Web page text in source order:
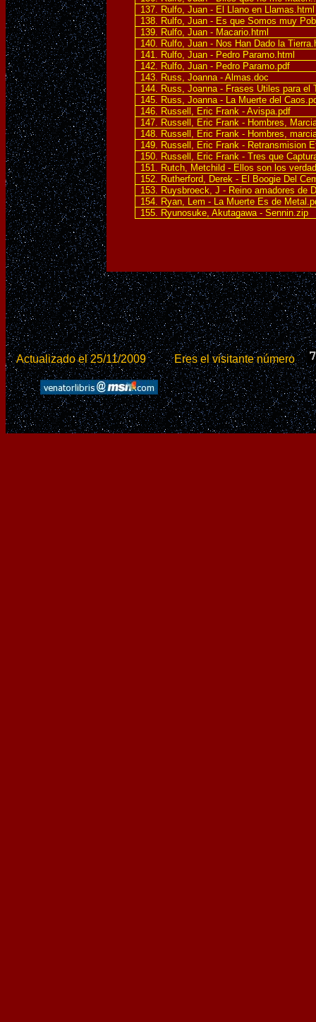
137. Rulfo, Juan - El Llano en Llamas.html
138. Rulfo, Juan - Es que Somos muy
139. Rulfo, Juan - Macario.html
140. Rulfo, Juan - Nos Han Dado la
141. Rulfo, Juan - Pedro Paramo.html
142. Rulfo, Juan - Pedro Paramo.pdf
143. Russ, Joanna - Almas.doc
144. Russ, Joanna - Frases Utiles para el
145. Russ, Joanna - La Muerte del
146. Russell, Eric Frank - Avispa.pdf
147. Russell, Eric Frank - Hombres,
148. Russell, Eric Frank - Hombres,
149. Russell, Eric Frank - Retransmision
150. Russell, Eric Frank - Tres que
151. Rutch, Metchild - Ellos son los
152. Rutherford, Derek - El Boogie Del
153. Ruysbroeck, J - Reino amadores de
154. Ryan, Lem - La Muerte Es de
155. Ryunosuke, Akutagawa - Sennin.zip
Actualizado el 25/11/2009 Eres el visitante número